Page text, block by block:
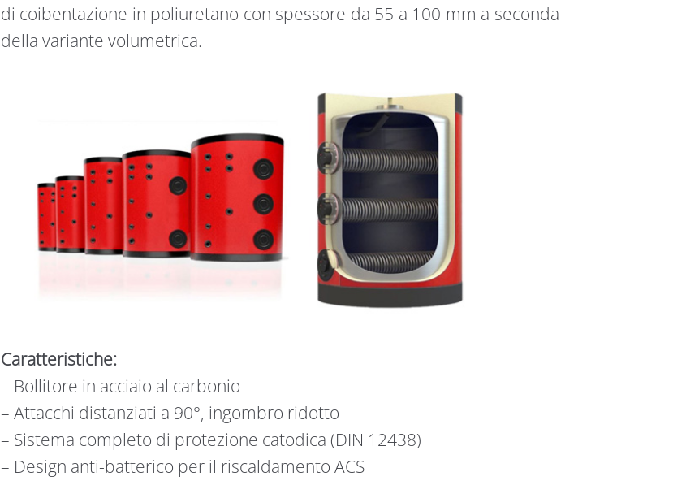
di coibentazione in poliuretano con spessore da 55 a 100 mm a seconda
della variante volumetrica.
Caratteristiche:
– Bollitore in acciaio al carbonio
– Attacchi distanziati a 90°, ingombro ridotto
– Sistema completo di protezione catodica (DIN 12438)
– Design anti-batterico per il riscaldamento ACS